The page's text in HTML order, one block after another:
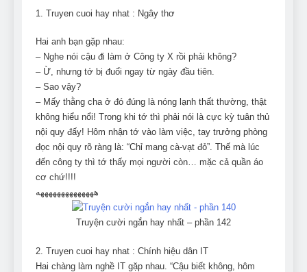
How Often Do I Need to
7 Năm Ago
1. Truyen cuoi hay nhat : Ngây thơ
Hai anh bạn gặp nhau:
– Nghe nói cậu đi làm ở Công ty X rồi phải không?
– Ừ, nhưng tớ bị đuổi ngay từ ngày đầu tiên.
– Sao vậy?
– Mấy thằng cha ở đó đúng là nóng lạnh thất thường, thật
không hiểu nổi! Trong khi tớ thì phải nói là cực kỳ tuân thủ
nội quy đấy! Hôm nhận tớ vào làm việc, tay trưởng phòng
đọc nội quy rõ ràng là: “Chỉ mang cà-vạt đỏ”. Thế mà lúc
đến công ty thì tớ thấy mọi người còn… mặc cả quần áo
cơ chứ!!!!
ههههههههههههههه
Truyện cười ngắn hay nhất – phần 142
2. Truyen cuoi hay nhat : Chính hiệu dân IT
Hai chàng làm nghề IT gặp nhau. “Cậu biết không, hôm